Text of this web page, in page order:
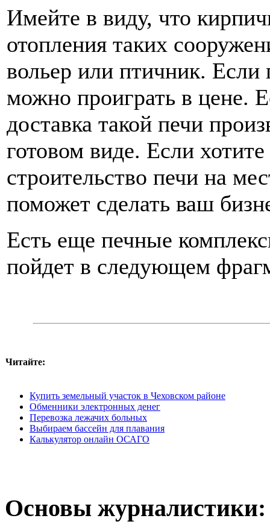
Имейте в виду, что
отопления таких
вольер или птичник. Если
можно проиграть в цене.
доставка такой печи
готовом виде. Если
строительство печи на
поможет сделать ваш
Есть еще печные
пойдет в следующем
Читайте:
Купить земельный участок в Чеховском районе
Обменники электронных денег
Перевозка лежачих больных
Выбираем бассейн для плавания
Калькулятор онлайн ОСАГО
Основы журналистики: